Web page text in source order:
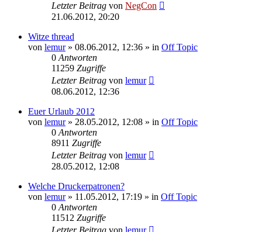
Letzter Beitrag von NegCon
21.06.2012, 20:20
Witze thread
von lemur» 08.06.2012, 12:36 » in Off Topic
0Antworten
11259 Zugriffe
Letzter Beitrag von lemur
08.06.2012, 12:36
Euer Urlaub 2012
von lemur» 28.05.2012, 12:08 » in Off Topic
0Antworten
8911 Zugriffe
Letzter Beitrag von lemur
28.05.2012, 12:08
Welche Druckerpatronen?
von lemur» 11.05.2012, 17:19 » in Off Topic
0Antworten
11512 Zugriffe